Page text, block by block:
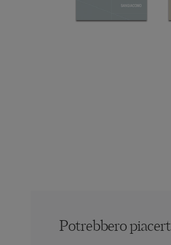
Potrebbero